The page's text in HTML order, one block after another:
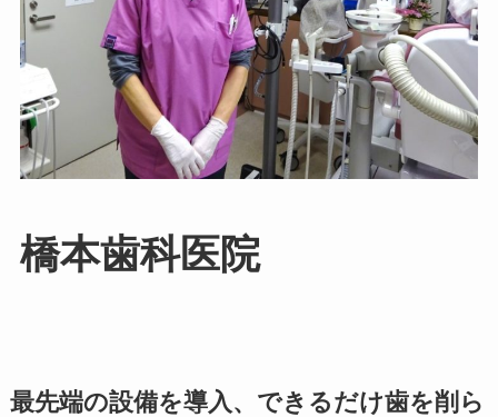
橋本歯科医院
最先端の設備を導入、できるだけ歯を削ら